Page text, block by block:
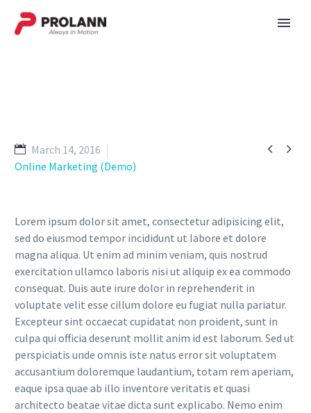
 
March 14, 2016
Online Marketing (Demo)
Lorem ipsum dolor sit amet, consectetur adipisicing elit,
sed do eiusmod tempor incididunt ut labore et dolore
magna aliqua. Ut enim ad minim veniam, quis nostrud
exercitation ullamco laboris nisi ut aliquip ex ea commodo
consequat. Duis aute irure dolor in reprehenderit in
voluptate velit esse cillum dolore eu fugiat nulla pariatur.
Excepteur sint occaecat cupidatat non proident, sunt in
culpa qui officia deserunt mollit anim id est laborum. Sed ut
perspiciatis unde omnis iste natus error sit voluptatem
accusantium doloremque laudantium, totam rem aperiam,
eaque ipsa quae ab illo inventore veritatis et quasi
architecto beatae vitae dicta sunt explicabo. Nemo enim